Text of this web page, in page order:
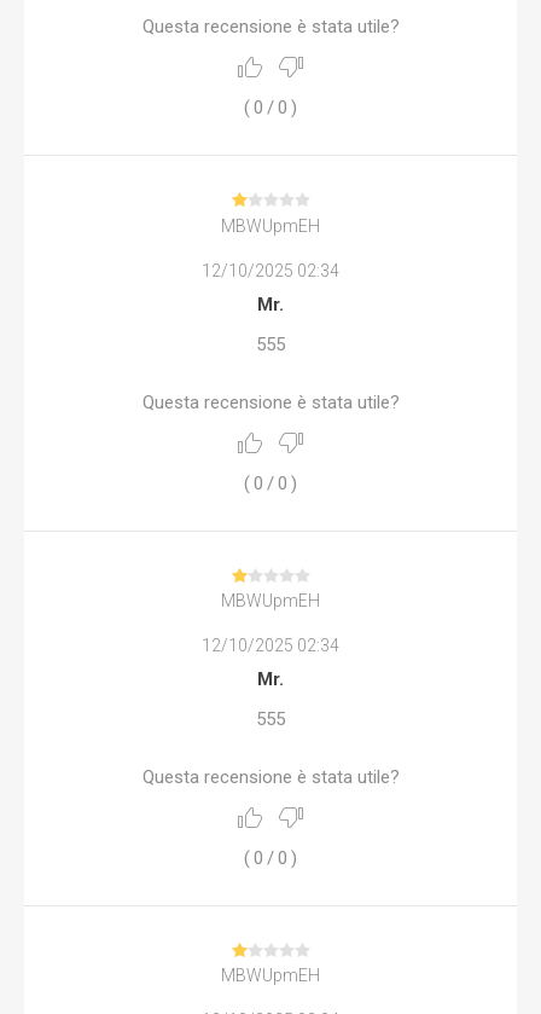
Questa recensione è stata utile?
(0 /0 )
MBWUpmEH
12/10/2025 02:34
Mr.
555
Questa recensione è stata utile?
(0 /0 )
MBWUpmEH
12/10/2025 02:34
Mr.
555
Questa recensione è stata utile?
(0 /0 )
MBWUpmEH